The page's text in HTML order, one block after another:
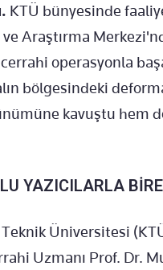
KTÜ bünyesinde
Araştırma
operasyonla
bölgesindeki
kavuştu hem
YAZICILARLA
Üniversitesi
Uzmanı Prof. Dr.